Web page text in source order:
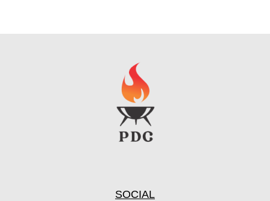
Acero Vitrificado
Ver Precio y Ofertas
SOCIAL